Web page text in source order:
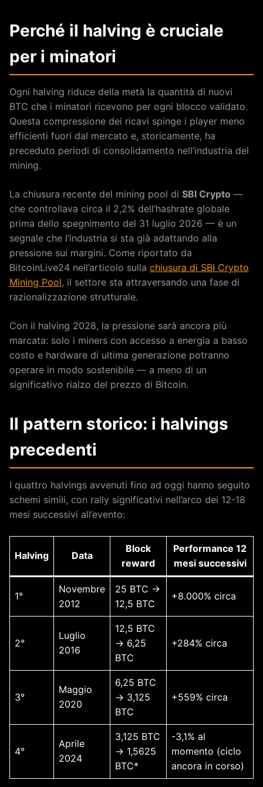
Perché il halving è cruciale
per i minatori
Ogni halving riduce della metà la quantità di nuovi
BTC che i minatori ricevono per ogni blocco validato.
Questa compressione dei ricavi spinge i player meno
efficienti fuori dal mercato e, storicamente, ha
preceduto periodi di consolidamento nell’industria del
mining.
La chiusura recente del mining pool di SBI Crypto —
che controllava circa il 2,2% dell’hashrate globale
prima dello spegnimento del 31 luglio 2026 — è un
segnale che l’industria si sta già adattando alla
pressione sui margini. Come riportato da
BitcoinLive24 nell’articolo sulla chiusura di SBI Crypto
Mining Pool, il settore sta attraversando una fase di
razionalizzazione strutturale.
Con il halving 2028, la pressione sarà ancora più
marcata: solo i miners con accesso a energia a basso
costo e hardware di ultima generazione potranno
operare in modo sostenibile — a meno di un
significativo rialzo del prezzo di Bitcoin.
Il pattern storico: i halvings
precedenti
I quattro halvings avvenuti fino ad oggi hanno seguito
schemi simili, con rally significativi nell’arco dei 12-18
mesi successivi all’evento:
Halving Data
Block
reward
Performance 12
mesi successivi
1°
Novembre
2012
25 BTC →
12,5 BTC
+8.000% circa
2°
Luglio
2016
12,5 BTC
→ 6,25
BTC
+284% circa
3°
Maggio
2020
6,25 BTC
→ 3,125
BTC
+559% circa
4°
Aprile
2024
3,125 BTC
→ 1,5625
BTC*
-3,1% al
momento (ciclo
ancora in corso)